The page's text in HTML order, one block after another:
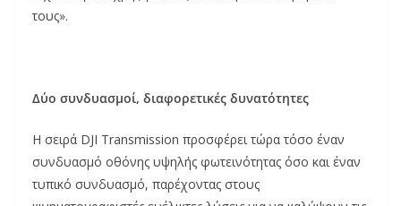
τους».
Δύο συνδυασμοί, διαφορετικές δυνατότητες
Η σειρά DJI Transmission προσφέρει τώρα τόσο έναν
συνδυασμό οθόνης υψηλής φωτεινότητας όσο και έναν
τυπικό συνδυασμό, παρέχοντας στους